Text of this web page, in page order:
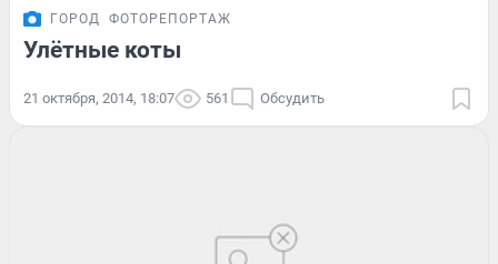
ГОРОД ФОТОРЕПОРТАЖ
Улётные коты
21 октября, 2014, 18:07 561 Обсудить